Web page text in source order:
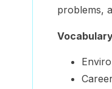
problems,
Career